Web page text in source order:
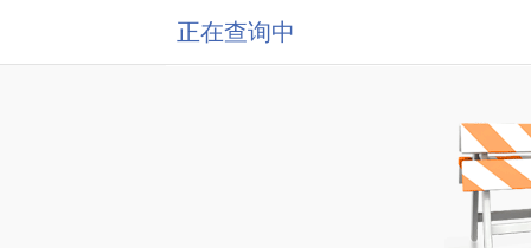
正在查询中